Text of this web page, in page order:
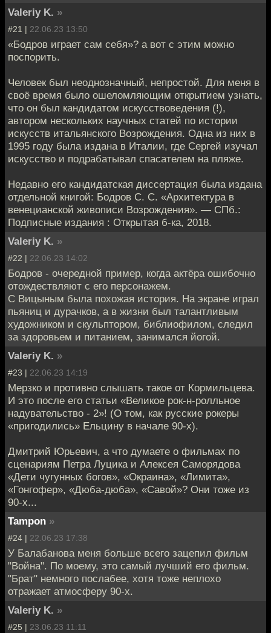
Valeriy K. »
#21 | 22.06.23 13:50
«Бодров играет сам себя»? а вот с этим можно
поспорить.
Человек был неоднозначный, непростой. Для меня в
своё время было ошеломляющим открытием узнать,
что он был кандидатом искусствоведения (!),
автором нескольких научных статей по истории
искусств итальянского Возрождения. Одна из них в
1995 году была издана в Италии, где Сергей изучал
искусство и подрабатывал спасателем на пляже.
Недавно его кандидатская диссертация была издана
отдельной книгой: Бодров С. С. «Архитектура в
венецианской живописи Возрождения». — СПб.:
Подписные издания : Открытая б-ка, 2018.
Valeriy K. »
#22 | 22.06.23 14:02
Бодров - очередной пример, когда актёра ошибочно
отождествляют с его персонажем.
С Вицыным была похожая история. На экране играл
пьяниц и дурачков, а в жизни был талантливым
художником и скульптором, библиофилом, следил
за здоровьем и питанием, занимался йогой.
Valeriy K. »
#23 | 22.06.23 14:19
Мерзко и противно слышать такое от Кормильцева.
И это после его статьи «Великое рок-н-ролльное
надувательство - 2»! (О том, как русские рокеры
«пригодились» Ельцину в начале 90-х).
Дмитрий Юрьевич, а что думаете о фильмах по
сценариям Петра Луцика и Алексея Саморядова
«Дети чугунных богов», «Окраина», «Лимита»,
«Гонгофер», «Дюба-дюба», «Савой»? Они тоже из
90-х...
Tampon »
#24 | 22.06.23 17:38
У Балабанова меня больше всего зацепил фильм
"Война". По моему, это самый лучший его фильм.
"Брат" немного послабее, хотя тоже неплохо
отражает атмосферу 90-х.
Valeriy K. »
#25 | 23.06.23 11:11